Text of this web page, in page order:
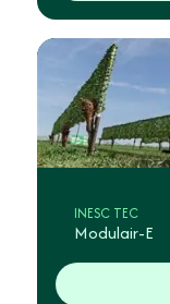
INESC TEC
Modulair-E